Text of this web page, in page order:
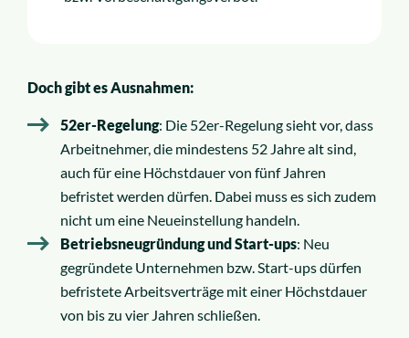
Doch gibt es Ausnahmen:
52er-Regelung: Die 52er-Regelung sieht vor, dass
Arbeitnehmer, die mindestens 52 Jahre alt sind,
auch für eine Höchstdauer von fünf Jahren
befristet werden dürfen. Dabei muss es sich zudem
nicht um eine Neueinstellung handeln.
Betriebsneugründung und Start-ups: Neu
gegründete Unternehmen bzw. Start-ups dürfen
befristete Arbeitsverträge mit einer Höchstdauer
von bis zu vier Jahren schließen.